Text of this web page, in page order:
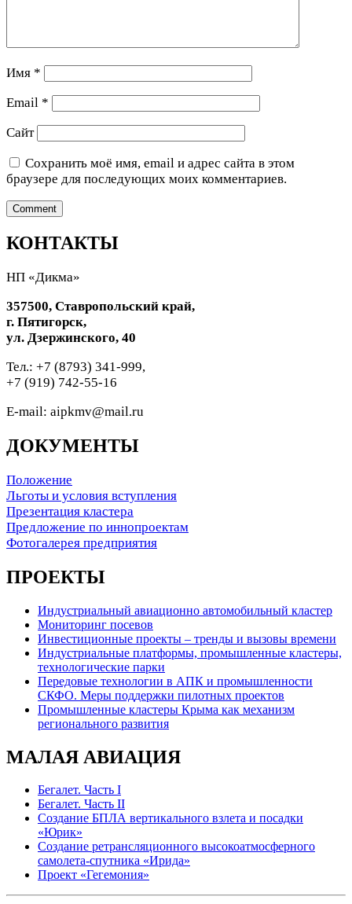
Имя *
Email *
Сайт
Сохранить моё имя, email и адрес сайта в этом
браузере для последующих моих комментариев.
КОНТАКТЫ
НП «Дикма»
357500, Ставропольский край,
г. Пятигорск,
ул. Дзержинского, 40
Тел.: +7 (8793) 341-999,
+7 (919) 742-55-16
E-mail: aipkmv@mail.ru
ДОКУМЕНТЫ
Положение
Льготы и условия вступления
Презентация кластера
Предложение по иннопроектам
Фотогалерея предприятия
ПРОЕКТЫ
Индустриальный авиационно автомобильный кластер
Мониторинг посевов
Инвестиционные проекты – тренды и вызовы времени
Индустриальные платформы, промышленные кластеры,
технологические парки
Передовые технологии в АПК и промышленности
СКФО. Меры поддержки пилотных проектов
Промышленные кластеры Крыма как механизм
регионального развития
МАЛАЯ АВИАЦИЯ
Бегалет. Часть I
Бегалет. Часть II
Создание БПЛА вертикального взлета и посадки
«Юрик»
Создание ретрансляционного высокоатмосферного
самолета-спутника «Ирида»
Проект «Гегемония»